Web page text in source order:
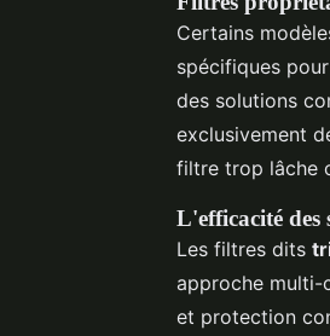
Certains
spécifiques
des solutions
exclusivement
filtre trop lâche
L'efficacité des
Les filtres dits
approche multi-
et protection